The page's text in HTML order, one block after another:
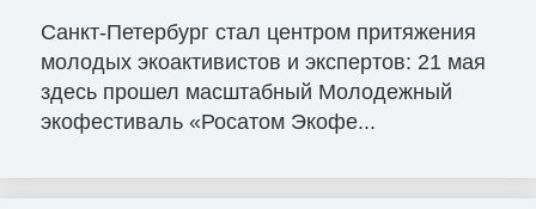
Санкт-Петербург стал центром притяжения
молодых экоактивистов и экспертов: 21 мая
здесь прошел масштабный Молодежный
экофестиваль «Росатом Экофе...